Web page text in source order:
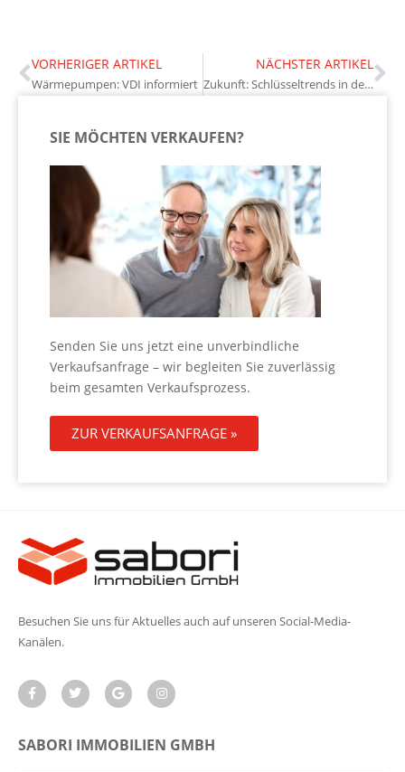
VORHERIGER ARTIKEL
Wärmepumpen: VDI informiert
NÄCHSTER ARTIKEL
Zukunft: Schlüsseltrends in der Immobilienwirtschaft
SIE MÖCHTEN VERKAUFEN?
Senden Sie uns jetzt eine unverbindliche
Verkaufsanfrage – wir begleiten Sie zuverlässig
beim gesamten Verkaufsprozess.
ZUR VERKAUFSANFRAGE »
Besuchen Sie uns für Aktuelles auch auf unseren Social-Media-
Kanälen.
SABORI IMMOBILIEN GMBH